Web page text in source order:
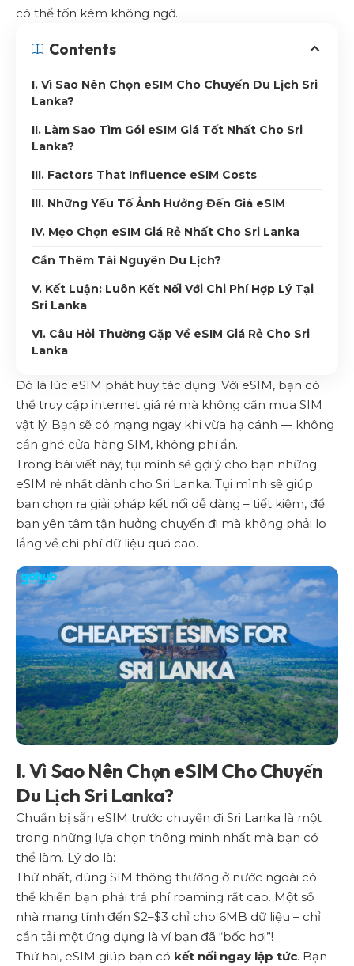
có thể tốn kém không ngờ.
Contents
I. Vì Sao Nên Chọn eSIM Cho Chuyến Du Lịch Sri
Lanka?
II. Làm Sao Tìm Gói eSIM Giá Tốt Nhất Cho Sri
Lanka?
III. Factors That Influence eSIM Costs
III. Những Yếu Tố Ảnh Hưởng Đến Giá eSIM
IV. Mẹo Chọn eSIM Giá Rẻ Nhất Cho Sri Lanka
Cần Thêm Tài Nguyên Du Lịch?
V. Kết Luận: Luôn Kết Nối Với Chi Phí Hợp Lý Tại
Sri Lanka
VI. Câu Hỏi Thường Gặp Về eSIM Giá Rẻ Cho Sri
Lanka
Đó là lúc eSIM phát huy tác dụng. Với eSIM, bạn có
thể truy cập internet giá rẻ mà không cần mua SIM
vật lý. Bạn sẽ có mạng ngay khi vừa hạ cánh — không
cần ghé cửa hàng SIM, không phí ẩn.
Trong bài viết này, tụi mình sẽ gợi ý cho bạn những
eSIM rẻ nhất dành cho Sri Lanka. Tụi mình sẽ giúp
bạn chọn ra giải pháp kết nối dễ dàng – tiết kiệm, để
bạn yên tâm tận hưởng chuyến đi mà không phải lo
lắng về chi phí dữ liệu quá cao.
I. Vì Sao Nên Chọn eSIM Cho Chuyến
Du Lịch Sri Lanka?
Chuẩn bị sẵn eSIM trước chuyến đi Sri Lanka là một
trong những lựa chọn thông minh nhất mà bạn có
thể làm. Lý do là:
Thứ nhất, dùng SIM thông thường ở nước ngoài có
thể khiến bạn phải trả phí roaming rất cao. Một số
nhà mạng tính đến $2–$3 chỉ cho 6MB dữ liệu – chỉ
cần tải một ứng dụng là ví bạn đã “bốc hơi”!
Thứ hai, eSIM giúp bạn có kết nối ngay lập tức. Bạn